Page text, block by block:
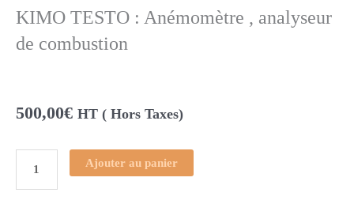
KIMO TESTO : Anémomètre , analyseur
de combustion
500,00€ HT ( Hors Taxes)
quantité Ajouter au panier